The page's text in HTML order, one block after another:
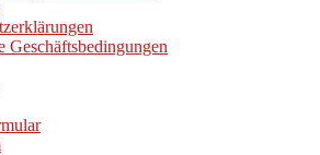
Geschäftsbedingungen